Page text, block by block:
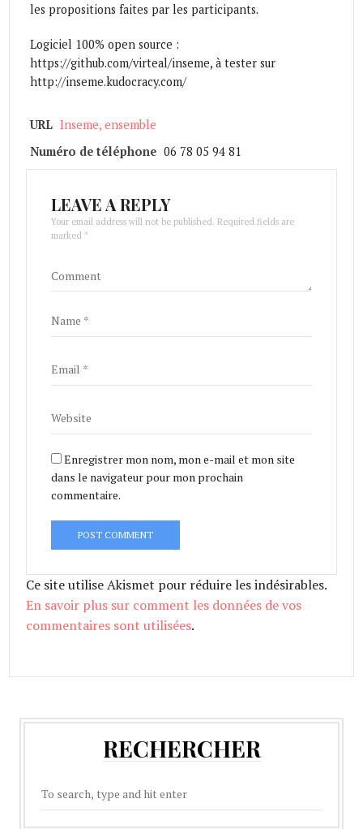
les propositions faites par les participants.
Logiciel 100% open source :
https://github.com/virteal/inseme, à tester sur
http://inseme.kudocracy.com/
URL Inseme, ensemble
Numéro de téléphone 06 78 05 94 81
LEAVE A REPLY
Your email address will not be published. Required fields are
marked *
Enregistrer mon nom, mon e-mail et mon site
dans le navigateur pour mon prochain
commentaire.
Ce site utilise Akismet pour réduire les indésirables.
En savoir plus sur comment les données de vos
commentaires sont utilisées.
RECHERCHER